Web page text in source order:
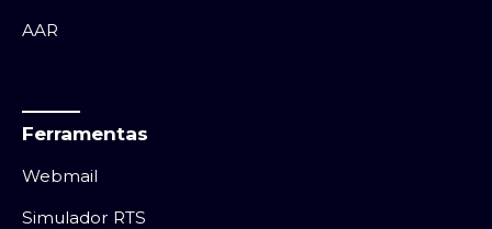
AAR
Ferramentas
Webmail
Simulador RTS